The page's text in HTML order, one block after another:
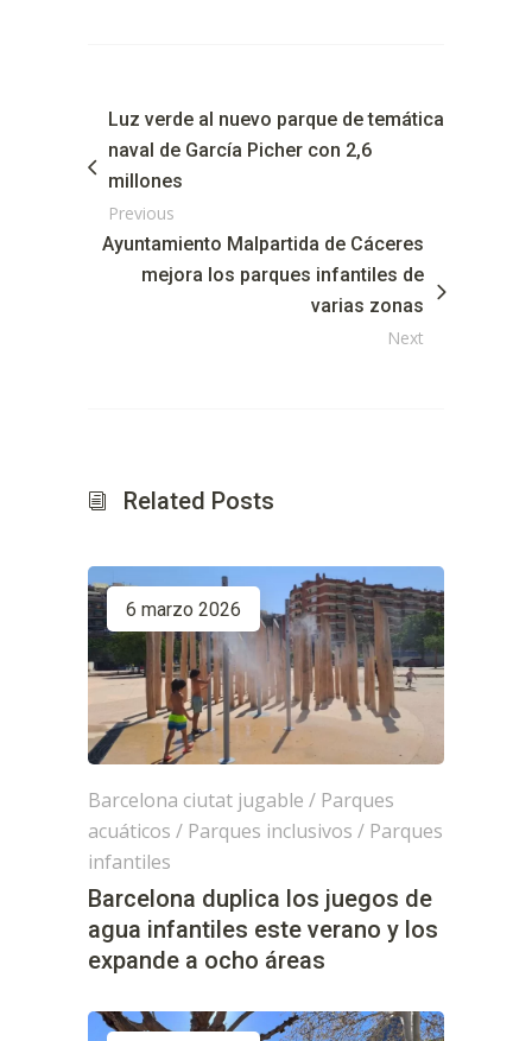
Luz verde al nuevo parque de temática
naval de García Picher con 2,6
millones
Previous
Ayuntamiento Malpartida de Cáceres
mejora los parques infantiles de
varias zonas
Next
Related Posts
6 marzo 2026
Barcelona ciutat jugable / Parques
acuáticos / Parques inclusivos / Parques
infantiles
Barcelona duplica los juegos de
agua infantiles este verano y los
expande a ocho áreas